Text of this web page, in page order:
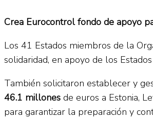
Crea Eurocontrol fondo de apoyo
Los 41 Estados miembros de la
solidaridad, en apoyo de los
También solicitaron establecer y
46.1 millones de euros a Estonia,
para garantizar la preparación y